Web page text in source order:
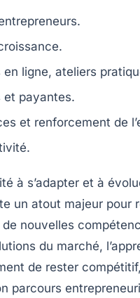
.
ligne, ateliers
et payantes.
et renforcement de
à s’adapter et à
un atout majeur pour
nouvelles
du marché,
de rester
parcours